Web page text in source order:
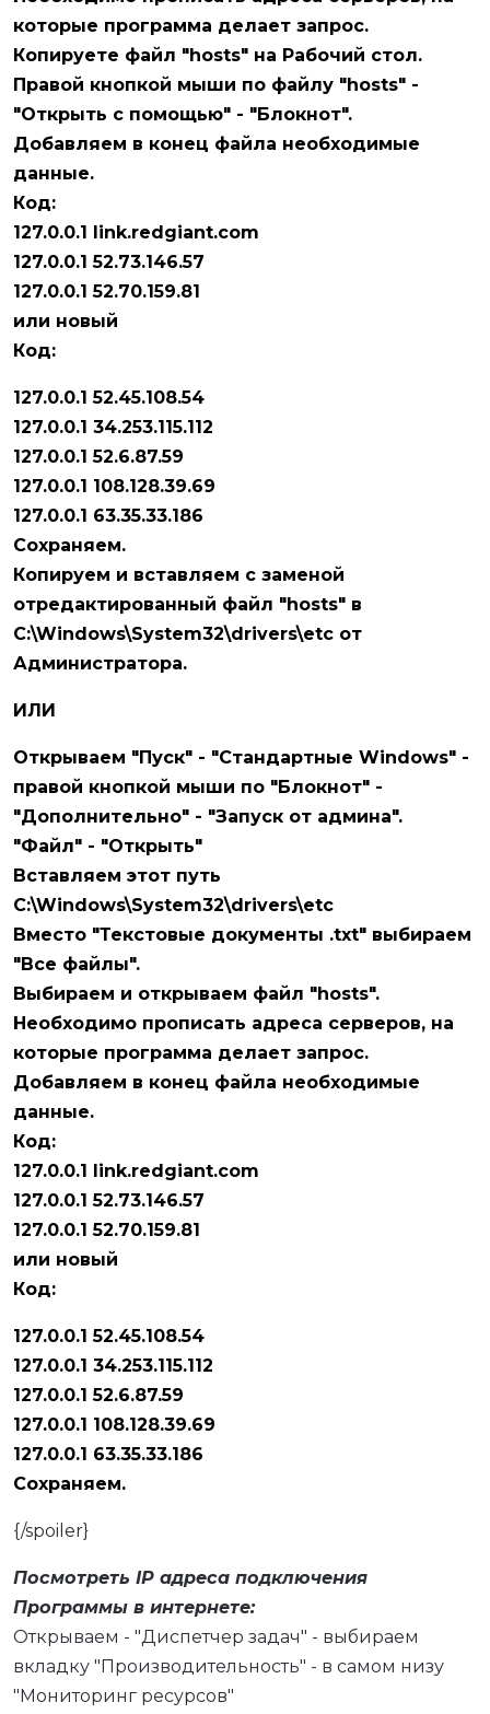
которые программа делает запрос.
Копируете файл "hosts" на Рабочий стол.
Правой кнопкой мыши по файлу "hosts" -
"Открыть с помощью" - "Блокнот".
Добавляем в конец файла необходимые
данные.
Код:
127.0.0.1 link.redgiant.com
127.0.0.1 52.73.146.57
127.0.0.1 52.70.159.81
или новый
Код:
127.0.0.1 52.45.108.54
127.0.0.1 34.253.115.112
127.0.0.1 52.6.87.59
127.0.0.1 108.128.39.69
127.0.0.1 63.35.33.186
Сохраняем.
Копируем и вставляем с заменой
отредактированный файл "hosts" в
C:\Windows\System32\drivers\etc от
Администратора.
ИЛИ
Открываем "Пуск" - "Стандартные Windows" -
правой кнопкой мыши по "Блокнот" -
"Дополнительно" - "Запуск от админа".
"Файл" - "Открыть"
Вставляем этот путь
C:\Windows\System32\drivers\etc
Вместо "Текстовые документы .txt" выбираем
"Все файлы".
Выбираем и открываем файл "hosts".
Необходимо прописать адреса серверов, на
которые программа делает запрос.
Добавляем в конец файла необходимые
данные.
Код:
127.0.0.1 link.redgiant.com
127.0.0.1 52.73.146.57
127.0.0.1 52.70.159.81
или новый
Код:
127.0.0.1 52.45.108.54
127.0.0.1 34.253.115.112
127.0.0.1 52.6.87.59
127.0.0.1 108.128.39.69
127.0.0.1 63.35.33.186
Сохраняем.
{/spoiler}
Посмотреть IP адреса подключения
Программы в интернете:
Открываем - "Диспетчер задач" - выбираем
вкладку "Производительность" - в самом низу
"Мониторинг ресурсов"